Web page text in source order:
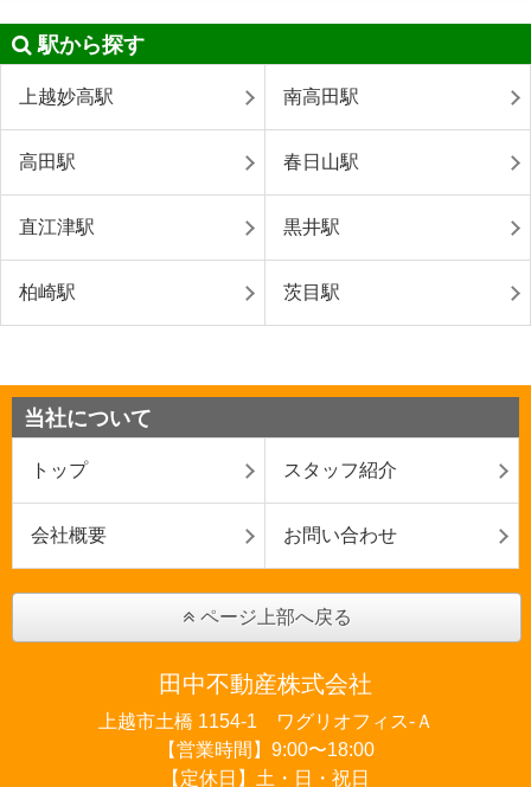
駅から探す
上越妙高駅 南高田駅
高田駅 春日山駅
直江津駅 黒井駅
柏崎駅 茨目駅
当社について
トップ スタッフ紹介
会社概要 お問い合わせ
ページ上部へ戻る
田中不動産株式会社
上越市土橋 1154-1 ワグリオフィス‐Ａ
【営業時間】9:00〜18:00
【定休日】土・日・祝日